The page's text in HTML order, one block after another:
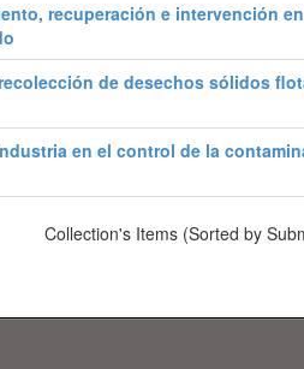
recuperación e intervención
de desechos sólidos
en el control de la
Collection's Items (Sorted by